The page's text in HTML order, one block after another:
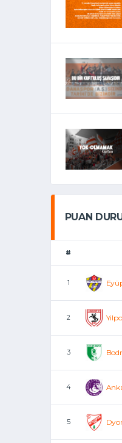
PUAN
#
1
2
3
4
5